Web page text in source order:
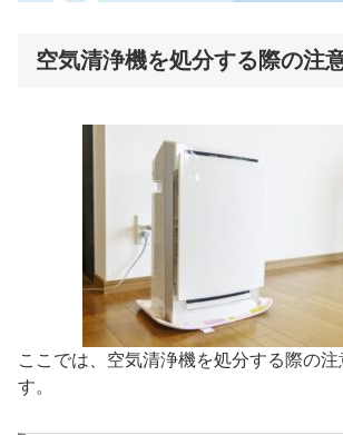
空気清浄機を処分する際の注
ここでは、空気清浄機を処分する際の注
す。